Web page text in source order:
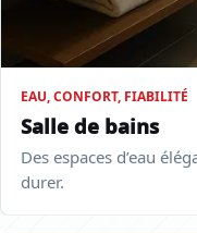
EAU, CONFORT, FIABILITÉ
Salle de bains
Des espaces d’eau
durer.